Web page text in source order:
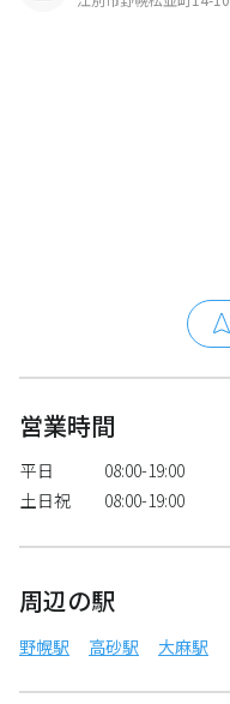
営業時間
平日
08:00-19:00
土日祝
08:00-19:00
周辺の駅
野幌駅 高砂駅 大麻駅